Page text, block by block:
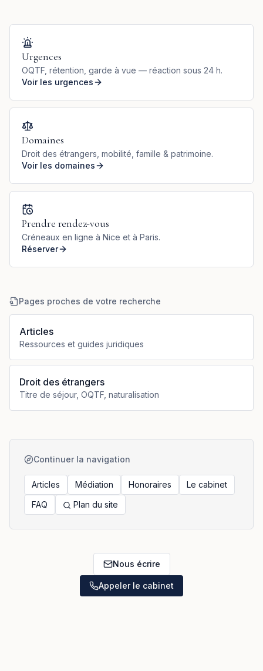
Urgences
OQTF, rétention, garde à vue — réaction sous 24 h.
Voir les urgences
Domaines
Droit des étrangers, mobilité, famille & patrimoine.
Voir les domaines
Prendre rendez-vous
Créneaux en ligne à Nice et à Paris.
Réserver
Pages proches de votre recherche
Articles
Ressources et guides juridiques
Droit des étrangers
Titre de séjour, OQTF, naturalisation
Continuer la navigation
Articles Médiation Honoraires
Le cabinet
FAQ
Plan du site
Nous écrire
Appeler le cabinet